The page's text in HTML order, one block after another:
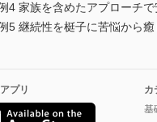
4 家族を含めたアプローチで
5 継続性を梃子に苦悩から癒
プリ
カ
基